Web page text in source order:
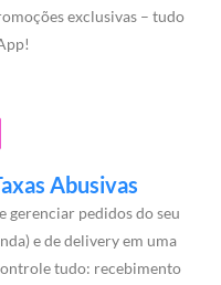
exclusivas – tudo
Abusivas
gerenciar pedidos do seu
e de delivery em uma
tudo: recebimento